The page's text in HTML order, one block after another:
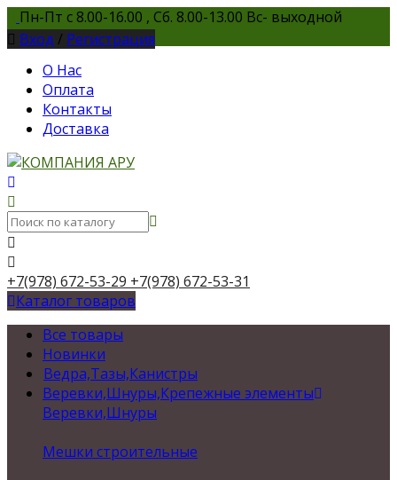
Пн-Пт с 8.00-16.00 , Сб. 8.00-13.00 Вс- выходной
Вход / Регистрация
О Нас
Оплата
Контакты
Доставка
+7(978) 672-53-29 +7(978) 672-53-31
Каталог товаров
Все товары
Новинки
Ведра,Тазы,Канистры
Веревки,Шнуры,Крепежные элементы
Веревки,Шнуры
Мешки строительные